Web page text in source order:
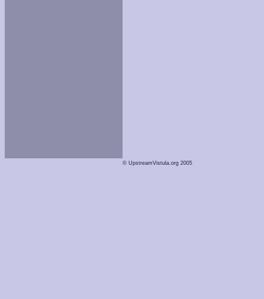
© UpstreamVistula.org 2005